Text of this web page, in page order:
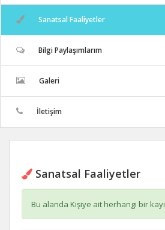
Sanatsal Faaliyetler
Bilgi Paylaşımlarım
Galeri
İletişim
Sanatsal Faaliyetler
Bu alanda Kişiye ait herhangi bir